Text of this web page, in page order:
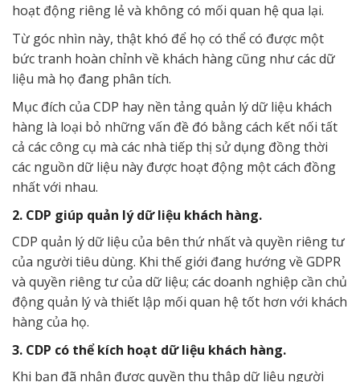
hoạt động riêng lẻ và không có mối quan hệ qua lại.
Từ góc nhìn này, thật khó để họ có thể có được một
bức tranh hoàn chỉnh về khách hàng cũng như các dữ
liệu mà họ đang phân tích.
Mục đích của CDP hay nền tảng quản lý dữ liệu khách
hàng là loại bỏ những vấn đề đó bằng cách kết nối tất
cả các công cụ mà các nhà tiếp thị sử dụng đồng thời
các nguồn dữ liệu này được hoạt động một cách đồng
nhất với nhau.
2. CDP giúp quản lý dữ liệu khách hàng.
CDP quản lý dữ liệu của bên thứ nhất và quyền riêng tư
của người tiêu dùng. Khi thế giới đang hướng về GDPR
và quyền riêng tư của dữ liệu; các doanh nghiệp cần chủ
động quản lý và thiết lập mối quan hệ tốt hơn với khách
hàng của họ.
3. CDP có thể kích hoạt dữ liệu khách hàng.
Khi bạn đã nhận được quyền thu thập dữ liệu người